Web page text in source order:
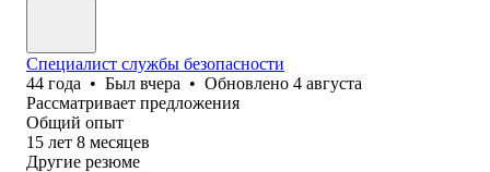
Специалист службы безопасности
44 года • Был вчера • Обновлено 4 августа
Рассматривает предложения
Общий опыт
15 лет 8 месяцев
Другие резюме